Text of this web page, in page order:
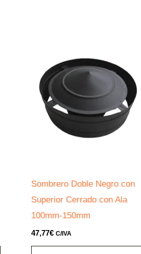
Sombrero Doble Negro con
Superior Cerrado con Ala
100mm-150mm
47,77€ C/IVA